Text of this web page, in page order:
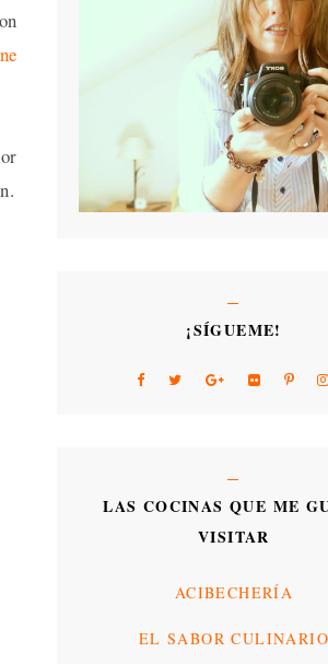
¡SÍGUEME!
LAS COCINAS QUE ME
VISITAR
ACIBECHERÍA
EL SABOR CULINARIO